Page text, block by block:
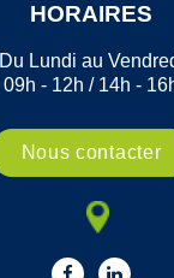
HORAIRES
Du Lundi au
09h - 12h / 14h -
Nous contacter